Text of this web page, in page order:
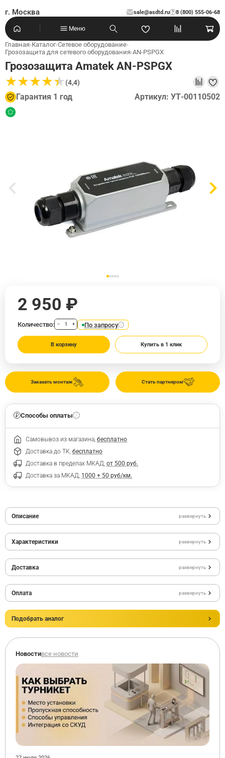
г. Москва sale@asdtd.ru 8 (800) 555-06-68
?
Меню
Главная›Каталог›Сетевое оборудование›
Грозозащита для сетевого оборудования›AN-PSPGX
Грозозащита Amatek AN-PSPGX
★★★★★
★★★★★(4,4)
Гарантия 1 год Артикул: УТ-00110502
Стать партнером
Заказать монтаж
2 950 ₽
Количество: − + По запросу
В корзину Купить в 1 клик
Способы оплаты
Самовывоз из магазина, бесплатно
Доставка до ТК, бесплатно
Доставка в пределах МКАД, от 500 руб.
Доставка за МКАД, 1000 + 50 руб/км.
Описание развернуть
Характеристики развернуть
Доставка развернуть
Оплата развернуть
Подобрать аналог
Новостивсе новости